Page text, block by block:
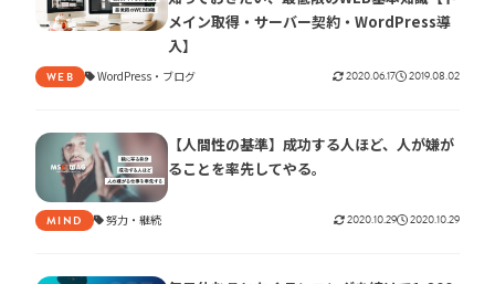
メイン取得・サーバー契約・WordPress導
入】
WEB WordPress ブログ 2020.06.17 2019.08.02
【人間性の基準】成功する人ほど、人が嫌が
ることを率先してやる。
MIND 努力 継続 2020.10.29 2020.10.29